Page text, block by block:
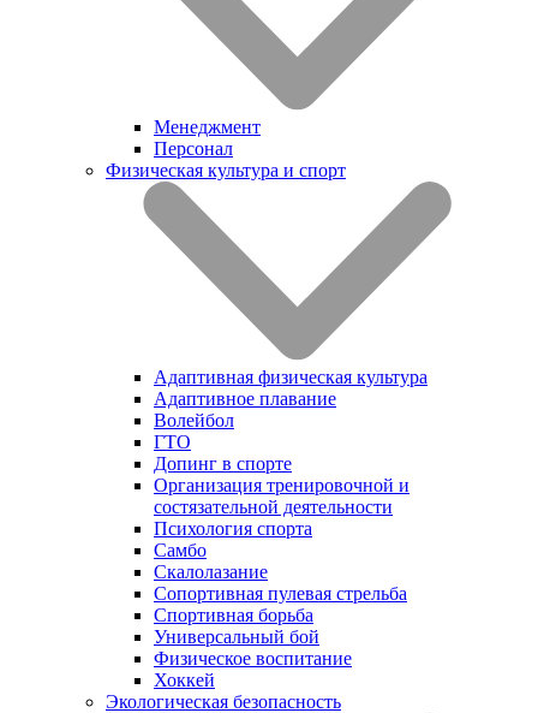
Менеджмент
Персонал
Физическая культура и спорт
Адаптивная физическая культура
Адаптивное плавание
Волейбол
ГТО
Допинг в спорте
Организация тренировочной и
состязательной деятельности
Психология спорта
Самбо
Скалолазание
Сопортивная пулевая стрельба
Спортивная борьба
Универсальный бой
Физическое воспитание
Хоккей
Экологическая безопасность